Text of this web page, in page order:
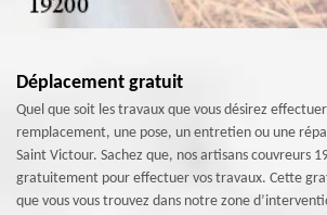
Déplacement gratuit
Quel que soit les travaux que vous désirez
remplacement, une pose, un entretien ou une
Saint Victour. Sachez que, nos artisans couvreurs
gratuitement pour effectuer vos travaux. Cette
que vous vous trouvez dans notre zone